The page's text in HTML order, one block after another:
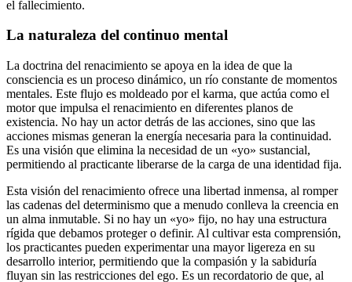
el fallecimiento.
La naturaleza del continuo mental
La doctrina del renacimiento se apoya en la idea de que la
consciencia es un proceso dinámico, un río constante de momentos
mentales. Este flujo es moldeado por el karma, que actúa como el
motor que impulsa el renacimiento en diferentes planos de
existencia. No hay un actor detrás de las acciones, sino que las
acciones mismas generan la energía necesaria para la continuidad.
Es una visión que elimina la necesidad de un «yo» sustancial,
permitiendo al practicante liberarse de la carga de una identidad fija.
Esta visión del renacimiento ofrece una libertad inmensa, al romper
las cadenas del determinismo que a menudo conlleva la creencia en
un alma inmutable. Si no hay un «yo» fijo, no hay una estructura
rígida que debamos proteger o definir. Al cultivar esta comprensión,
los practicantes pueden experimentar una mayor ligereza en su
desarrollo interior, permitiendo que la compasión y la sabiduría
fluyan sin las restricciones del ego. Es un recordatorio de que, al